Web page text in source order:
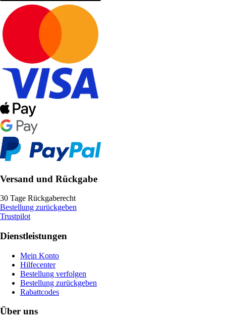
Versand und Rückgabe
30 Tage Rückgaberecht
Bestellung zurückgeben
Trustpilot
Dienstleistungen
Mein Konto
Hilfecenter
Bestellung verfolgen
Bestellung zurückgeben
Rabattcodes
Über uns